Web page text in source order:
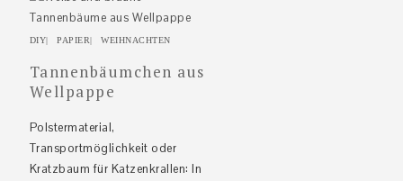
DIY|PAPIER|WEIHNACHTEN
Tannenbäumchen aus
Wellpappe
Polstermaterial,
Transportmöglichkeit oder
Kratzbaum für Katzenkrallen: In